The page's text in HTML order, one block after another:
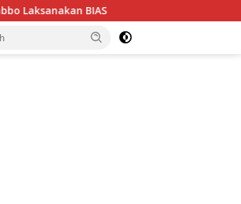
Kenalan Medsos, Pria di Makassar